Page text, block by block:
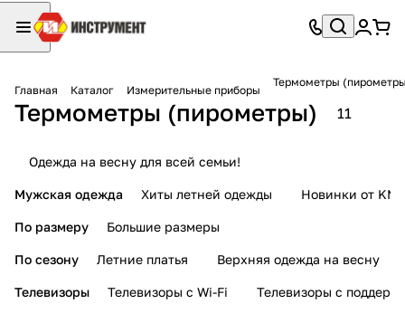
Главная Каталог Измерительные приборы
Термометры
Термометры (пирометры) 11
Одежда на весну для всей семьи!
Мужская одежда Хиты летней одежды Новинки от KMI
По размеру Большие размеры
По сезону Летние платья Верхняя одежда на весну
Телевизоры Телевизоры с Wi-Fi Телевизоры с